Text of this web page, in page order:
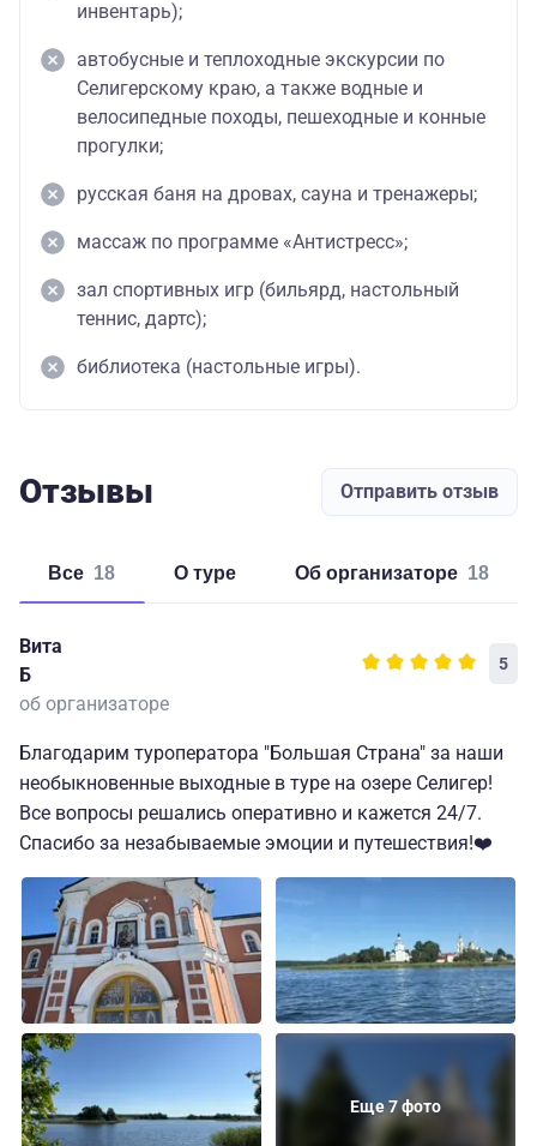
инвентарь);
автобусные и теплоходные экскурсии по
Селигерскому краю, а также водные и
велосипедные походы, пешеходные и конные
прогулки;
русская баня на дровах, сауна и тренажеры;
массаж по программе «Антистресс»;
зал спортивных игр (бильярд, настольный
теннис, дартс);
библиотека (настольные игры).
Отзывы Отправить отзыв
Все 18 о туре об организаторе 18
Вита
Б
5
об организаторе
Благодарим туроператора "Большая Страна" за наши
необыкновенные выходные в туре на озере Селигер!
Все вопросы решались оперативно и кажется 24/7.
Спасибо за незабываемые эмоции и путешествия!❤️
Еще 7 фото